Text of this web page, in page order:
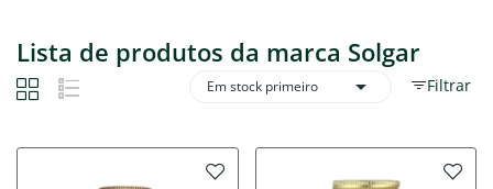
Lista de produtos da marca Solgar
Filtrar
Em stock primeiro 